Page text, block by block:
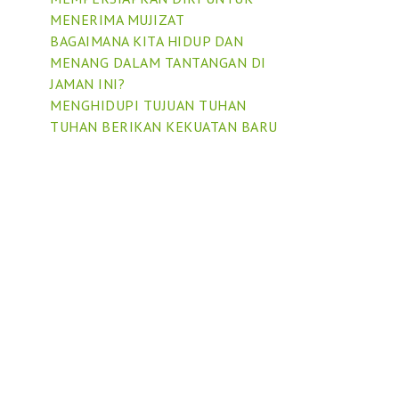
MENERIMA MUJIZAT
BAGAIMANA KITA HIDUP DAN
MENANG DALAM TANTANGAN DI
JAMAN INI?
MENGHIDUPI TUJUAN TUHAN
TUHAN BERIKAN KEKUATAN BARU